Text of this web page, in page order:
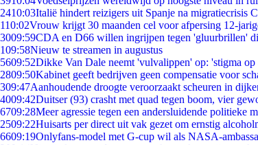
2410:03Italië hindert reizigers uit Spanje na migratiecrisis
110:02Vrouw krijgt 30 maanden cel voor afpersing 12-
3009:59CDA en D66 willen ingrijpen tegen 'gluurbrillen'
109:58Nieuw te streamen in augustus
5609:52Dikke Van Dale neemt 'vulvalippen' op: 'stigma op
2809:50Kabinet geeft bedrijven geen compensatie voor
309:47Aanhoudende droogte veroorzaakt scheuren in
4009:42Duitser (93) crasht met quad tegen boom, vier
6709:28Meer agressie tegen een andersluidende politieke
2509:22Huisarts per direct uit vak gezet om ernstig
6609:19Onlyfans-model met G-cup wil als NASA-